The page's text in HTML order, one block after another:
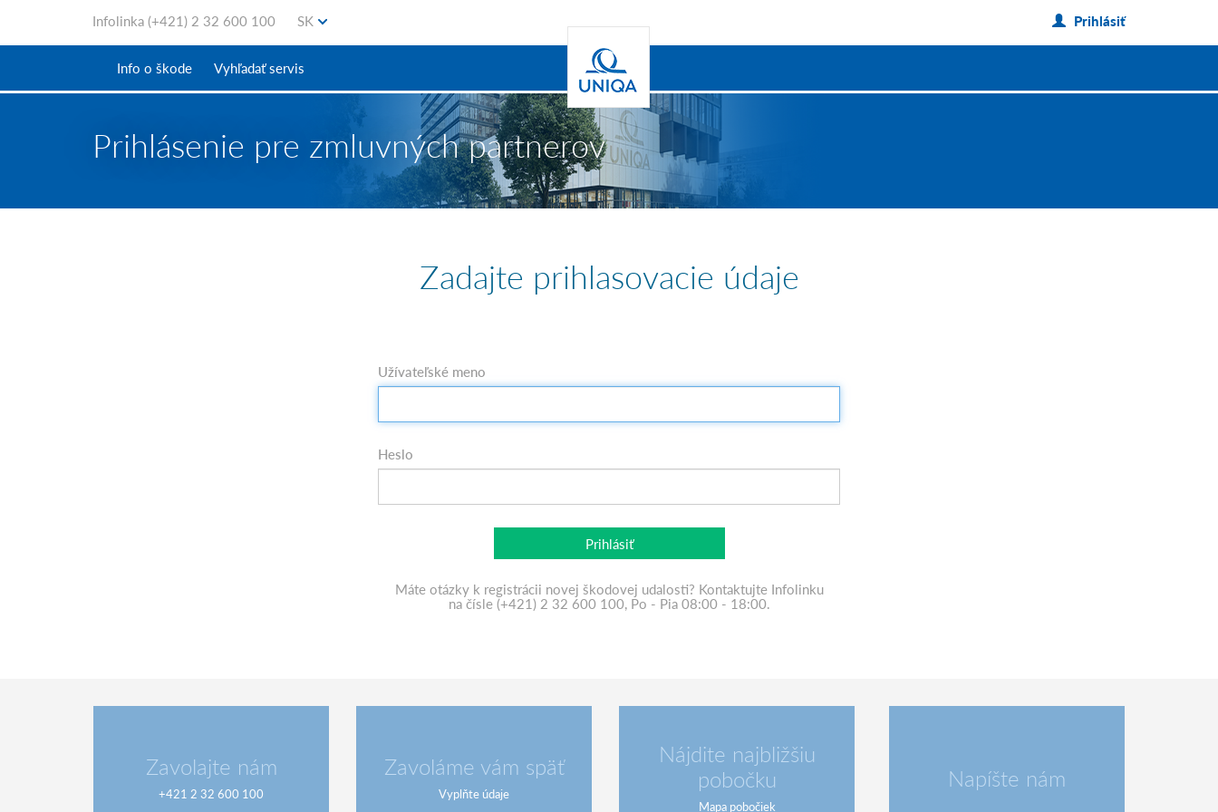
Infolinka (+421) 2 32 600 100 SK Prihlásiť
Info o škode Vyhľadať servis
Prihlásenie pre zmluvných partnerov
Zadajte prihlasovacie údaje
Užívateľské meno
Heslo
Prihlásiť
Máte otázky k registrácii novej škodovej udalosti? Kontaktujte Infolinku
na čísle (+421) 2 32 600 100, Po - Pia 08:00 - 18:00.
Zavolajte nám
+421 2 32 600 100
Zavoláme vám späť
Vyplňte údaje
Nájdite najbližšiu
pobočku
Mapa pobočiek
Napíšte nám